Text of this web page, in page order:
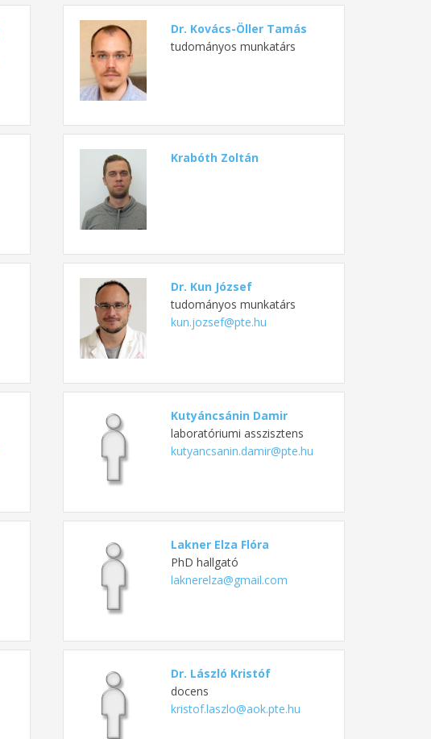
Dr. Kovács-Öller Tamás
tudományos munkatárs
Krabóth Zoltán
Dr. Kun József
tudományos munkatárs
kun.jozsef@pte.hu
Kutyáncsánin Damir
laboratóriumi asszisztens
kutyancsanin.damir@pte.hu
Lakner Elza Flóra
PhD hallgató
laknerelza@gmail.com
Dr. László Kristóf
docens
kristof.laszlo@aok.pte.hu